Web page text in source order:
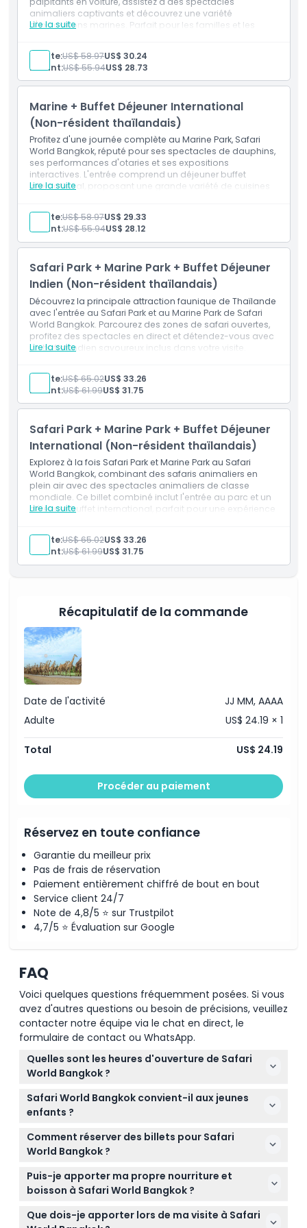
animaliers captivants et découvrez une variété
d'expositions marines. Parfait pour les familles et les
une journée inoubliable d'exploration et de
divertissement.
Lire la suite
Inclus
Billet d'entrée au parc marin
Adulte:US$ 58.97US$ 30.24
Enfant:US$ 55.94US$ 28.73
Marine + Buffet Déjeuner International
(Non-résident thaïlandais)
Profitez d'une journée complète au Marine Park, Safari
World Bangkok, réputé pour ses spectacles de dauphins,
ses performances d'otaries et ses expositions
interactives. L'entrée comprend un déjeuner buffet
international, proposant une grande variété de cuisines
Lire la suite
Inclus
Billet d'entrée au parc marin
Déjeuner buffet international
Adulte:US$ 58.97US$ 29.33
Enfant:US$ 55.94US$ 28.12
Safari Park + Marine Park + Buffet Déjeuner
Indien (Non-résident thaïlandais)
Découvrez la principale attraction faunique de Thaïlande
avec l'entrée au Safari Park et au Marine Park de Safari
World Bangkok. Parcourez des zones de safari ouvertes,
profitez des spectacles en direct et détendez-vous avec
un buffet indien savoureux inclus dans votre visite.
Lire la suite
Billet d'entrée pour le parc marin
Déjeuner buffet indien
Billet d'entrée pour le parc safari
Adulte:US$ 65.02US$ 33.26
Enfant:US$ 61.99US$ 31.75
Safari Park + Marine Park + Buffet Déjeuner
International (Non-résident thaïlandais)
Explorez à la fois Safari Park et Marine Park au Safari
World Bangkok, combinant des safaris animaliers en
plein air avec des spectacles animaliers de classe
mondiale. Ce billet combiné inclut l'entrée au parc et un
déjeuner buffet international, parfait pour une expérience
Lire la suite
Inclus
Billet d'entrée au parc marin
Déjeuner buffet international
Adulte:US$ 65.02US$ 33.26
Enfant:US$ 61.99US$ 31.75
Récapitulatif de la commande
Date de l'activité
JJ MM, AAAA
Adulte
US$ 24.19 × 1
Total US$ 24.19
Procéder au paiement
Réservez en toute confiance
Garantie du meilleur prix
Pas de frais de réservation
Paiement entièrement chiffré de bout en bout
Service client 24/7
Note de 4,8/5 ⭐ sur Trustpilot
4,7/5 ⭐ Évaluation sur Google
FAQ
Voici quelques questions fréquemment posées. Si vous
avez d'autres questions ou besoin de précisions, veuillez
contacter notre équipe via le chat en direct, le
formulaire de contact ou WhatsApp.
Quelles sont les heures d'ouverture de Safari
World Bangkok ?
Safari World Bangkok est ouvert tous les jours, avec
le Safari Parc fonctionnant du mardi au vendredi de
(fermé le lundi) (sous réserve de modifications —
veuillez confirmer au moment de la réservation).
Safari World Bangkok convient-il aux jeunes
enfants ?
Oui, Safari World Bangkok est idéal pour les enfants
de 2 à 12 ans, et les enfants mesurant moins de 99
cm entrent gratuitement.
Comment réserver des billets pour Safari
World Bangkok ?
Vous pouvez facilement réserver vos billets pour
Safari World Bangkok en ligne ici sur ce site web, en
choisissant divers forfaits incluant l'admission au
Safari Parc et des options supplémentaires.
Puis-je apporter ma propre nourriture et
boisson à Safari World Bangkok ?
Il est généralement interdit d'apporter nourriture et
boissons de l'extérieur dans le parc, mais il existe de
Que dois-je apporter lors de ma visite à Safari